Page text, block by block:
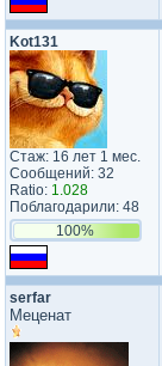
Kot131
Стаж: 16 лет 1 мес.
Сообщений: 32
Ratio: 1.028
Поблагодарили: 48
100%
serfar
Меценат